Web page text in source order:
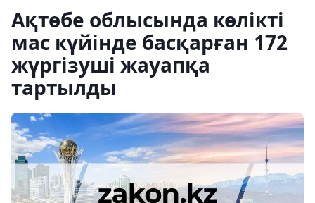
Ақтөбе облысында көлікті
мас күйінде басқарған 172
жүргізуші жауапқа
тартылды